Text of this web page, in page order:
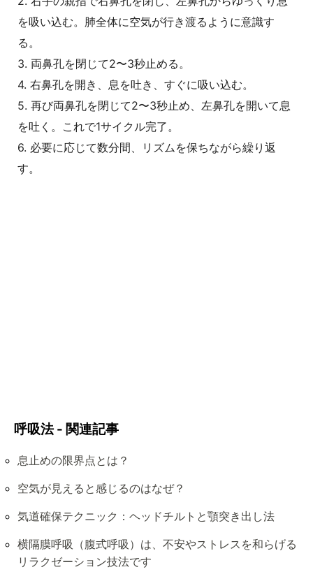
を吸い込む。肺全体に空気が行き渡るように意識す
る。
3. 両鼻孔を閉じて2〜3秒止める。
4. 右鼻孔を開き、息を吐き、すぐに吸い込む。
5. 再び両鼻孔を閉じて2〜3秒止め、左鼻孔を開いて息
を吐く。これで1サイクル完了。
6. 必要に応じて数分間、リズムを保ちながら繰り返
す。
呼吸法 - 関連記事
息止めの限界点とは？
空気が見えると感じるのはなぜ？
気道確保テクニック：ヘッドチルトと顎突き出し法
横隔膜呼吸（腹式呼吸）は、不安やストレスを和らげる
リラクゼーション技法です